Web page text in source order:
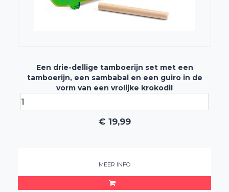
Een drie-dellige tamboerijn set met een
tamboerijn, een sambabal en een guiro in de
vorm van een vrolijke krokodil
€ 19,99
MEER INFO